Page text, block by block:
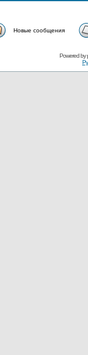
Новые сообщения
Powered by